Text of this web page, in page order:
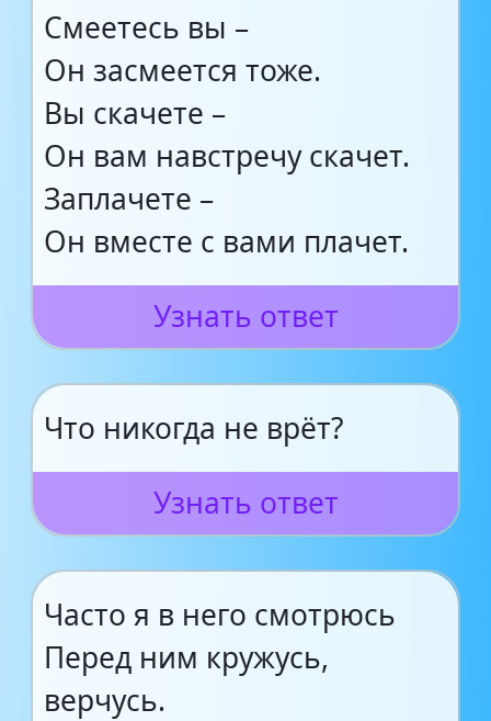
Смеетесь вы –
Он засмеется тоже.
Вы скачете –
Он вам навстречу скачет.
Заплачете –
Он вместе с вами плачет.
Узнать ответ
Что никогда не врёт?
Узнать ответ
Часто я в него смотрюсь
Перед ним кружусь,
верчусь.